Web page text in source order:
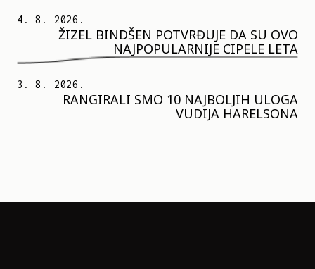
4. 8. 2026.
ŽIZEL BINDŠEN POTVRĐUJE DA SU OVO
NAJPOPULARNIJE CIPELE LETA
3. 8. 2026.
RANGIRALI SMO 10 NAJBOLJIH ULOGA
VUDIJA HARELSONA